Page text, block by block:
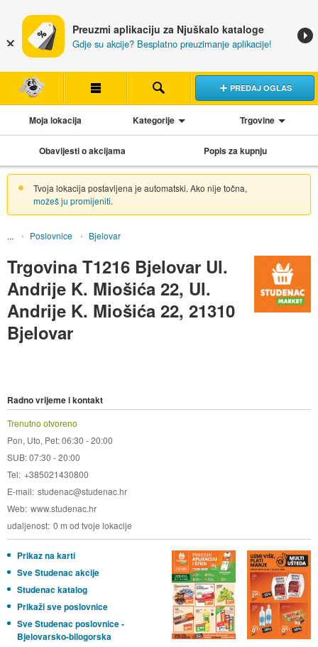
Preuzmi aplikaciju za Njuškalo kataloge
Gdje su akcije? Besplatno preuzimanje aplikacije!
PREDAJ OGLAS
Moja lokacija Kategorije Trgovine
Obavijesti o akcijama Popis za kupnju
Tvoja lokacija postavljena je automatski. Ako nije točna,
možeš ju promijeniti.
Poslovnice Bjelovar
Trgovina T1216 Bjelovar Ul.
Andrije K. Miošića 22, Ul.
Andrije K. Miošića 22, 21310
Bjelovar
Radno vrijeme i kontakt
Trenutno otvoreno
Pon, Uto, Pet: 06:30 - 20:00
SUB: 07:30 - 20:00
Tel +385021430800
E-mail studenac@studenac.hr
Web www.studenac.hr
udaljenost 0 m od tvoje lokacije
Prikaz na karti
Sve Studenac akcije
Studenac katalog
Prikaži sve poslovnice
Sve Studenac poslovnice -
Bjelovarsko-bilogorska